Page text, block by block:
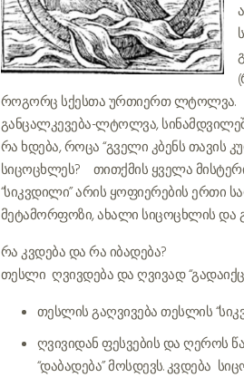
როგორც სქესთა ურთიერთ ლტოლვა.
განცალკევება-ლტოლვა,
რა ხდება, როცა “გველი კბენს თავის
სიცოცხლეს? თითქმის ყველა
“სიკვდილი” არის ყოფიერების ერთი
მეტამორფოზი, ახალი სიცოცხლის და
რა კვდება და რა იბადება?
თესლი ღვივდება და ღვივად
თესლის გაღვივება თესლის
ღვივიდან ფესვების და ღეროს
“დაბადება” მოსდევს. კვდება